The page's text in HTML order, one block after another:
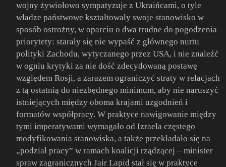
wojny żywiołowo sympatyzuje z Ukraińcami, o tyle
władze państwowe kształtowały swoje stanowisko w
sposób ostrożny, w oparciu o dwa trudne do pogodzenia
priorytety: starały się nie wypaść z głównego nurtu
polityki Zachodu, wytyczanego przez USA, i nie znaleźć
w ogniu krytyki za nie dość zdecydowaną postawę
względem Rosji, a zarazem ograniczyć straty w relacjach
z tą ostatnią do niezbędnego minimum, aby nie naruszyć
istniejących między oboma krajami uzgodnień i
formatów współpracy. W praktyce nawigowanie między
tymi imperatywami wymagało od Izraela częstego
modyfikowania stanowiska, a także przekładało się na
„podział pracy” w ramach koalicji rządzącej – minister
spraw zagranicznych Jair Lapid stał się w praktyce